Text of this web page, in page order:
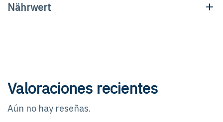
Nährwert
Valoraciones recientes
Aún no hay reseñas.